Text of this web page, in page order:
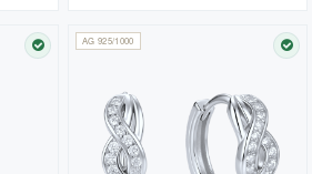
SKLADEM
AG 925/1000